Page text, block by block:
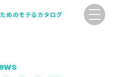
めのモテるカタログ